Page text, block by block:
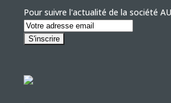
Pour suivre l'actualité de la société